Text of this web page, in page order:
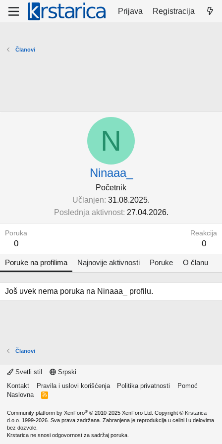
Prijava Registracija
Članovi
N
Ninaaa_
Početnik
Učlanjen 31.08.2025.
Poslednja aktivnost 27.04.2026.
Poruka
0
Reakcija
0
Poruke na profilima Najnovije aktivnosti Poruke O članu
Još uvek nema poruka na Ninaaa_ profilu.
Članovi
Svetli stil
Srpski
Kontakt
Pravila i uslovi korišćenja Politika privatnosti
Pomoć
Naslovna
R
Community platform by XenForo® © 2010-2025 XenForo Ltd. Copyright © Krstarica
d.o.o. 1999-2026. Sva prava zadržana. Zabranjena je reprodukcija u celini i u delovima
bez dozvole.
Krstarica ne snosi odgovornost za sadržaj poruka.